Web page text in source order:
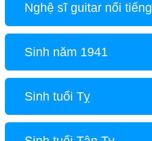
Nghệ sĩ guitar nổi tiếng
Sinh năm 1941
Sinh tuổi Tỵ